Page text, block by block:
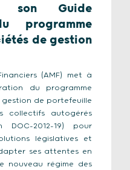
son Guide
programme
de gestion
(AMF) met à
du programme
de portefeuille
collectifs autogérés
DOC-2012-19) pour
législatives et
ses attentes en
nouveau régime des